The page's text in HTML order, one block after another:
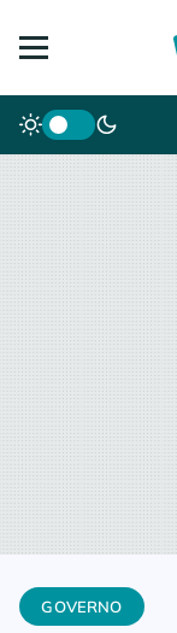
Home Governo
GOVERNO